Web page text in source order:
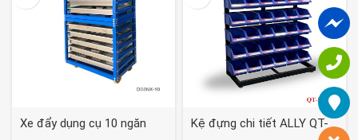
Xe đẩy dụng cụ 10 ngăn
Kệ đựng chi tiết ALLY QT-